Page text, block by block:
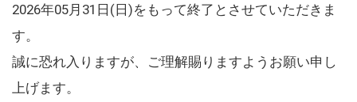
2026年05月31日(日)をもって終了とさせていただきま
す。
誠に恐れ入りますが、ご理解賜りますようお願い申し
上げます。